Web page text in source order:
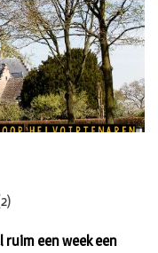
ruim een week een